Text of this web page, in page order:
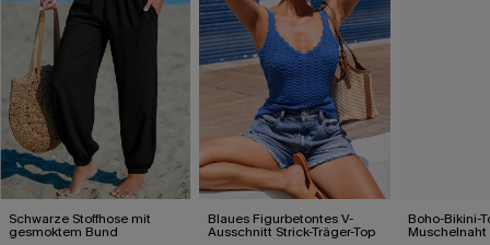
Schwarze Stoffhose mit
gesmoktem Bund
Blaues Figurbetontes V-
Ausschnitt Strick-Träger-Top
Boho-Bikini-
Muschelnaht